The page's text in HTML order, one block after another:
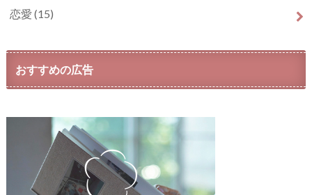
恋愛 (15)
おすすめの広告